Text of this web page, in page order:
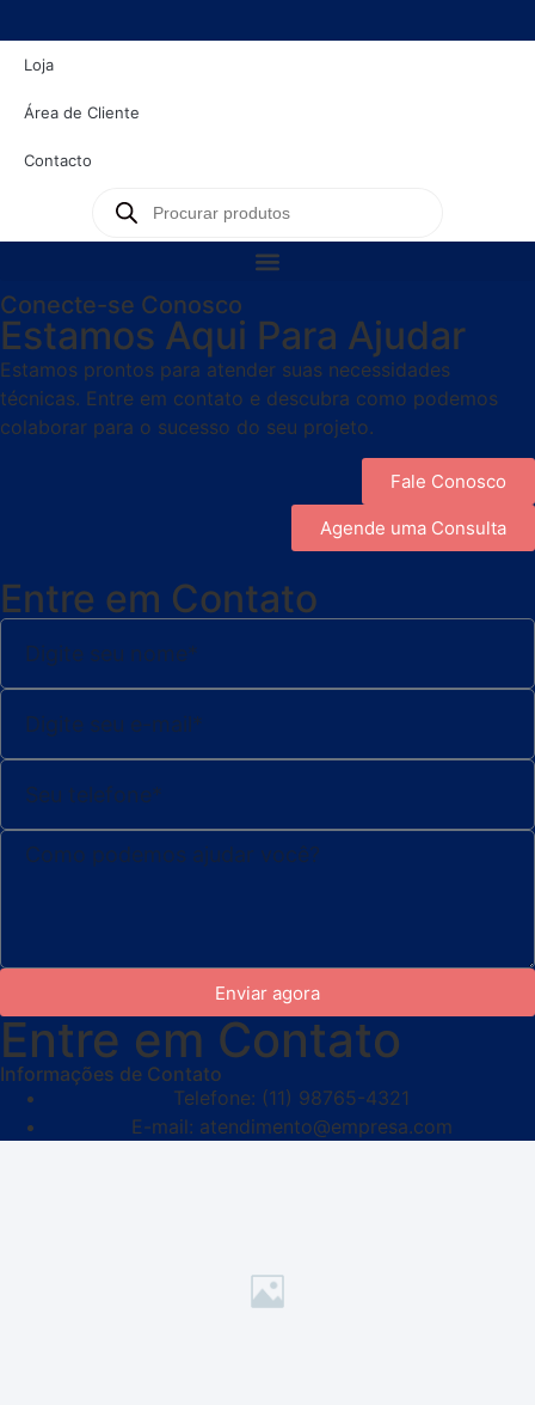
Loja
Área de Cliente
Contacto
Conecte-se Conosco
Estamos Aqui Para Ajudar
Estamos prontos para atender suas necessidades
técnicas. Entre em contato e descubra como podemos
colaborar para o sucesso do seu projeto.
Fale Conosco
Agende uma Consulta
Entre em Contato
Enviar agora
Entre em Contato
Informações de Contato
Telefone: (11) 98765-4321
E-mail: atendimento@empresa.com